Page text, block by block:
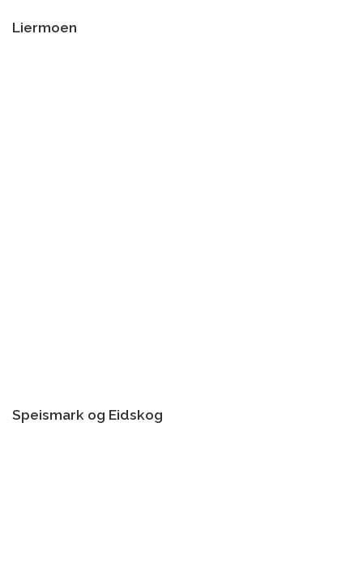
Liermoen
Speismark og Eidskog